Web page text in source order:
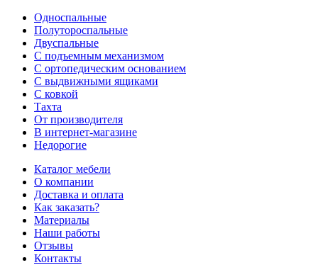
Односпальные
Полутороспальные
Двуспальные
С подъемным механизмом
С ортопедическим основанием
С выдвижными ящиками
С ковкой
Тахта
От производителя
В интернет-магазине
Недорогие
Каталог мебели
О компании
Доставка и оплата
Как заказать?
Материалы
Наши работы
Отзывы
Контакты